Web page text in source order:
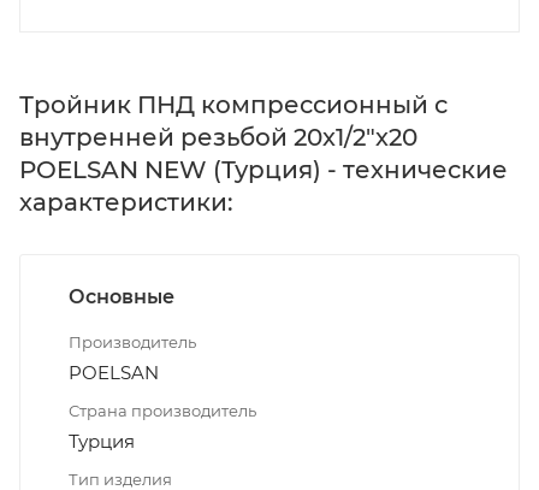
Тройник ПНД компрессионный с
внутренней резьбой 20х1/2"х20
POELSAN NEW (Турция) - технические
характеристики:
Основные
Производитель
POELSAN
Страна производитель
Турция
Тип изделия